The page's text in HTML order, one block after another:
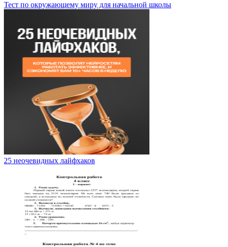
Тест по окружающему миру для начальной школы
25 неочевидных лайфхаков